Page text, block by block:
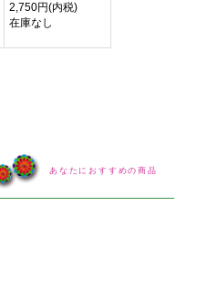
2,750円(内税)
在庫なし
あなたにおすすめの商品